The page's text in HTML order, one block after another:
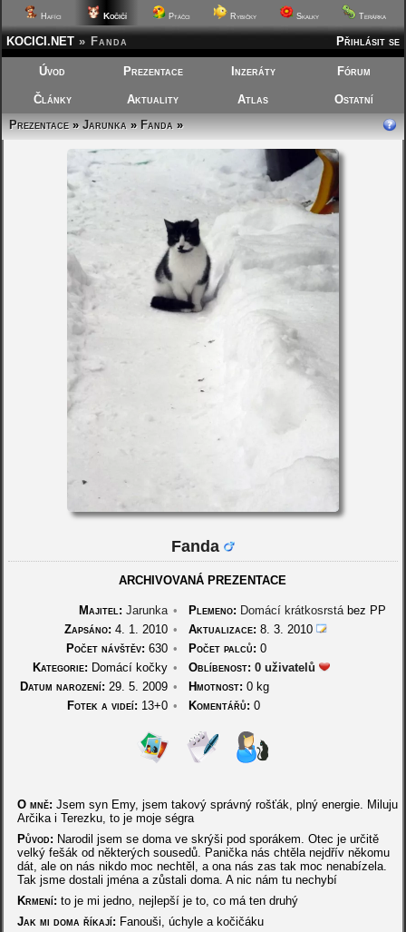
Hafíci Kočičí Ptáčci Rybičky Skalky Terárka
Přihlásit se
KOCICI.NET » Fanda
Úvod Prezentace Inzeráty Fórum
Články Aktuality Atlas
Ostatní
Prezentace»Jarunka»Fanda»
Fanda
ARCHIVOVANÁ PREZENTACE
Majitel: Jarunka • Plemeno: Domácí krátkosrstábez PP
Zapsáno: 4. 1. 2010 • Aktualizace: 8. 3. 2010
Počet návštěv: 630 • Počet palců: 0
Kategorie: Domácí kočky • Oblíbenost: 0 uživatelů
Datum narození: 29. 5. 2009 • Hmotnost: 0 kg
Fotek a videí: 13+0 • Komentářů: 0
O mně: Jsem syn Emy, jsem takový správný rošťák, plný energie. Miluju
Arčika i Terezku, to je moje ségra
Původ: Narodil jsem se doma ve skrýši pod sporákem. Otec je určitě
velký fešák od některých sousedů. Panička nás chtěla nejdřív někomu
dát, ale on nás nikdo moc nechtěl, a ona nás zas tak moc nenabízela.
Tak jsme dostali jména a zůstali doma. A nic nám tu nechybí
Krmení: to je mi jedno, nejlepší je to, co má ten druhý
Jak mi doma říkají: Fanouši, úchyle a kočičáku